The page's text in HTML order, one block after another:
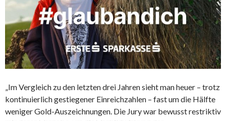
„Im Vergleich zu den letzten drei Jahren sieht man heuer – trotz
kontinuierlich gestiegener Einreichzahlen – fast um die Hälfte
weniger Gold-Auszeichnungen. Die Jury war bewusst restriktiv